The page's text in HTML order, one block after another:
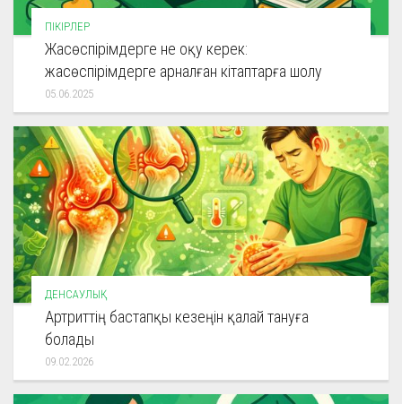
ПІКІРЛЕР
Жасөспірімдерге не оқу керек:
жасөспірімдерге арналған кітаптарға шолу
05.06.2025
ДЕНСАУЛЫҚ
Артриттің бастапқы кезеңін қалай тануға
болады
09.02.2026